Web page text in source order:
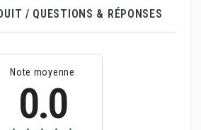
/ QUESTIONS & RÉPONSES
Note moyenne
0.0